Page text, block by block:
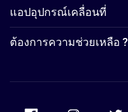
แอปอุปกรณ์เคลื่อนที่
ต้องการความช่วยเหลือ ?